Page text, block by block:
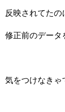
反映されてたの
修正前のデータ
気をつけなきゃ